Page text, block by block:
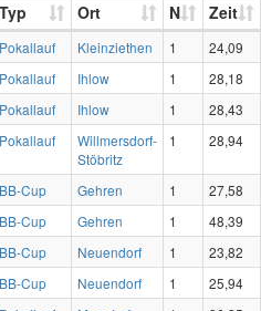
Typ Ort N Zeit
Pokallauf Kleinziethen 1
24,09
Pokallauf Ihlow 1
28,18
Pokallauf Ihlow 1
28,43
Pokallauf
Willmersdorf-
Stöbritz
1 28,94
BB-Cup Gehren 1
27,58
BB-Cup Gehren 1
48,39
BB-Cup Neuendorf 1
23,82
BB-Cup Neuendorf 1
25,94